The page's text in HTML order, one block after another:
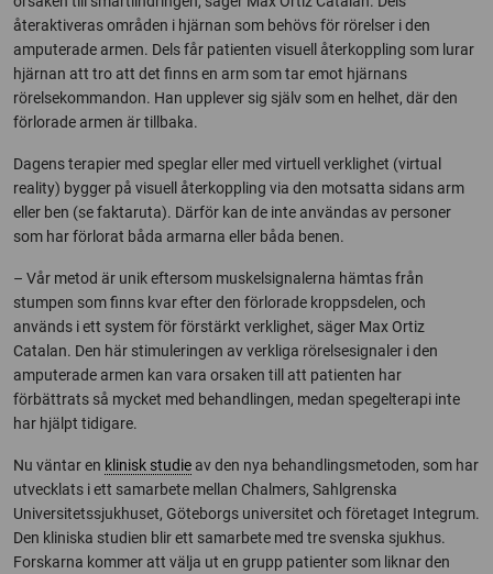
återaktiveras områden i hjärnan som behövs för rörelser i den
amputerade armen. Dels får patienten visuell återkoppling som lurar
hjärnan att tro att det finns en arm som tar emot hjärnans
rörelsekommandon. Han upplever sig själv som en helhet, där den
förlorade armen är tillbaka.
Dagens terapier med speglar eller med virtuell verklighet (virtual
reality) bygger på visuell återkoppling via den motsatta sidans arm
eller ben (se faktaruta). Därför kan de inte användas av personer
som har förlorat båda armarna eller båda benen.
– Vår metod är unik eftersom muskelsignalerna hämtas från
stumpen som finns kvar efter den förlorade kroppsdelen, och
används i ett system för förstärkt verklighet, säger Max Ortiz
Catalan. Den här stimuleringen av verkliga rörelsesignaler i den
amputerade armen kan vara orsaken till att patienten har
förbättrats så mycket med behandlingen, medan spegelterapi inte
har hjälpt tidigare.
Nu väntar en klinisk studieav den nya behandlingsmetoden, som har
utvecklats i ett samarbete mellan Chalmers, Sahlgrenska
Universitetssjukhuset, Göteborgs universitet och företaget Integrum.
Den kliniska studien blir ett samarbete med tre svenska sjukhus.
Forskarna kommer att välja ut en grupp patienter som liknar den